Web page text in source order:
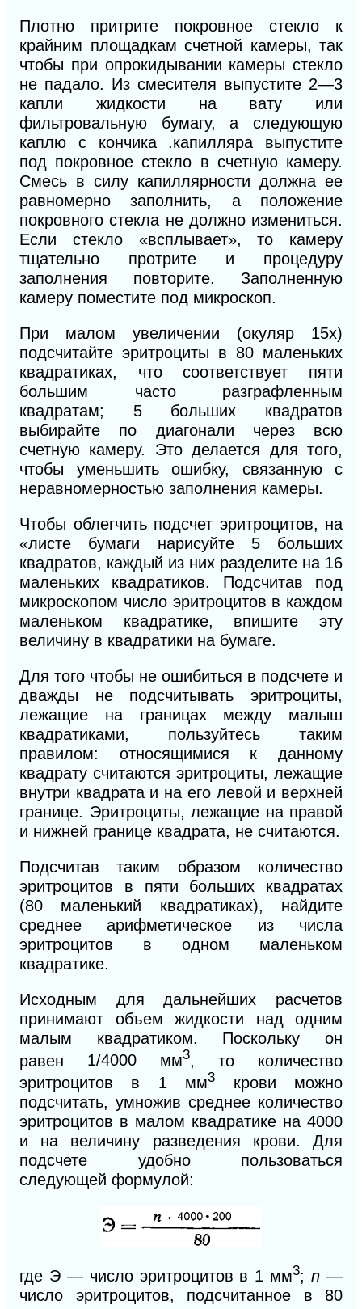
Плотно притрите покровное стекло к
крайним площадкам счетной камеры, так
чтобы при опрокидывании камеры стекло
не падало. Из смесителя выпустите 2—3
капли жидкости на вату или
фильтровальную бумагу, а следующую
каплю с кончика .капилляра выпустите
под покровное стекло в счетную камеру.
Смесь в силу капиллярности должна ее
равномерно заполнить, а положение
покровного стекла не должно измениться.
Если стекло «всплывает», то камеру
тщательно протрите и процедуру
заполнения повторите. Заполненную
камеру поместите под микроскоп.
При малом увеличении (окуляр 15х)
подсчитайте эритроциты в 80 маленьких
квадратиках, что соответствует пяти
большим часто разграфленным
квадратам; 5 больших квадратов
выбирайте по диагонали через всю
счетную камеру. Это делается для того,
чтобы уменьшить ошибку, связанную с
неравномерностью заполнения камеры.
Чтобы облегчить подсчет эритроцитов, на
«листе бумаги нарисуйте 5
больших
квадратов, каждый из них разделите на 16
маленьких квадратиков. Подсчитав под
микроскопом число эритроцитов в каждом
маленьком квадратике, впишите эту
величину в квадратики на бумаге.
Для того чтобы не ошибиться в подсчете и
дважды не подсчитывать эритроциты,
лежащие на границах между малыш
квадратиками, пользуйтесь таким
правилом: относящимися к данному
квадрату считаются эритроциты, лежащие
внутри квадрата и на его левой и верхней
границе. Эритроциты, лежащие на правой
и нижней границе квадрата, не считаются.
Подсчитав таким образом количество
эритроцитов в пяти больших квадратах
(80 маленький квадратиках), найдите
среднее арифметическое из числа
эритроцитов в одном маленьком
квадратике.
Исходным для дальнейших расчетов
принимают объем жидкости над одним
малым квадратиком. Поскольку он
равен 1/4000 мм3, то количество
эритроцитов в 1 мм3 крови можно
подсчитать, умножив среднее количество
эритроцитов в малом квадратике на 4000
и на величину разведения крови. Для
подсчете удобно пользоваться
следующей формулой:
где Э — число эритроцитов в 1 мм3;n —
число эритроцитов, подсчитанное в 80